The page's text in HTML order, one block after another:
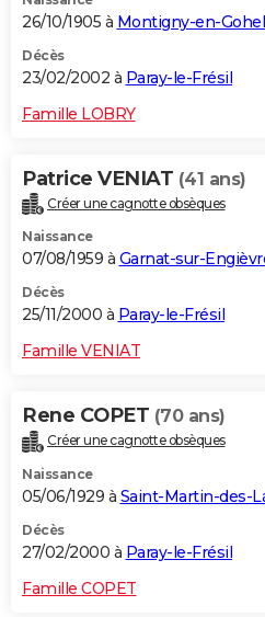
26/10/1905 à Montigny-en-
Décès
23/02/2002 à Paray-le-Frésil
Famille LOBRY
Patrice VENIAT (41 ans)
Créer une cagnotte obsèques
Naissance
07/08/1959 à Garnat-sur-
Décès
25/11/2000 à Paray-le-Frésil
Famille VENIAT
Rene COPET (70 ans)
Créer une cagnotte obsèques
Naissance
05/06/1929 à Saint-Martin-des-
Décès
27/02/2000 à Paray-le-Frésil
Famille COPET